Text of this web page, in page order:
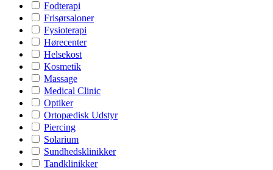
Fodterapi
Frisørsaloner
Fysioterapi
Hørecenter
Helsekost
Kosmetik
Massage
Medical Clinic
Optiker
Ortopædisk Udstyr
Piercing
Solarium
Sundhedsklinikker
Tandklinikker